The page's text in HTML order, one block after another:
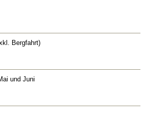
Bergfahrt)
und Juni